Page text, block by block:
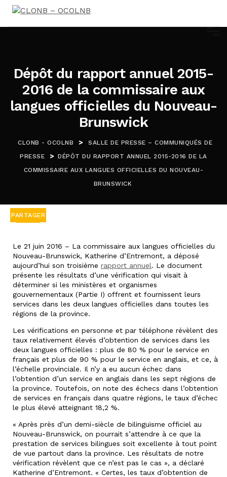
Dépôt du rapport annuel 2015-
2016 de la commissaire aux
langues officielles du Nouveau-
Brunswick
CLONB - OCOLNB >
SALLE DE PRESSE – COMMUNIQUÉS DE
PRESSE
> DÉPÔT DU RAPPORT ANNUEL 2015-2016 DE LA
COMMISSAIRE AUX LANGUES OFFICIELLES DU NOUVEAU-
BRUNSWICK
PARTAGER
Le 21 juin 2016 – La commissaire aux langues officielles du
Nouveau-Brunswick, Katherine d’Entremont, a déposé
aujourd’hui son troisième rapport annuel. Le document
présente les résultats d’une vérification qui visait à
déterminer si les ministères et organismes
gouvernementaux (Partie I) offrent et fournissent leurs
services dans les deux langues officielles dans toutes les
régions de la province.
Les vérifications en personne et par téléphone révèlent des
taux relativement élevés d’obtention de services dans les
deux langues officielles : plus de 80 % pour le service en
français et plus de 90 % pour le service en anglais, et ce, à
l’échelle provinciale. Il n’y a eu aucun échec dans
l’obtention d’un service en anglais dans les sept régions de
la province. Toutefois, on note des échecs dans l’obtention
de services en français dans quatre régions, le taux d’échec
le plus élevé atteignant 18,2 %.
« Après près d’un demi-siècle de bilinguisme officiel au
Nouveau-Brunswick, on pourrait s’attendre à ce que la
prestation de services bilingues soit excellente à tout point
de vue partout dans la province. Les résultats de notre
vérification révèlent que ce n’est pas le cas », a déclaré
Katherine d’Entremont. « Certes, les taux d’obtention de